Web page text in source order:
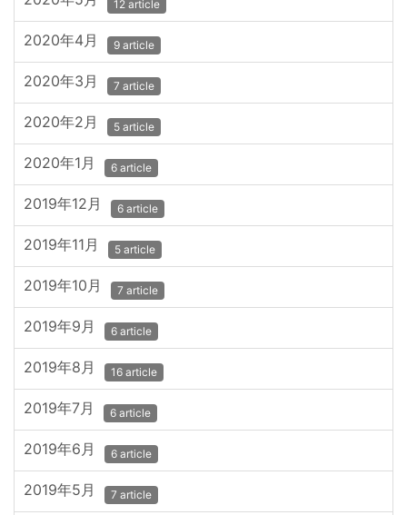
12 article
2020年4月 9 article
2020年3月 7 article
2020年2月 5 article
2020年1月 6 article
2019年12月 6 article
2019年11月 5 article
2019年10月 7 article
2019年9月 6 article
2019年8月 16 article
2019年7月 6 article
2019年6月 6 article
2019年5月 7 article